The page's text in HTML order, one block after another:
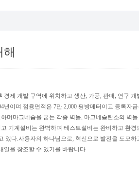
경제 개발 구역에 위치하고 생산, 가공, 판매, 연구
년이며 점용면적은 7만 2,000 평방메터이고 등록
며마그네슘을 굽는 각종 벽돌, 마그네슘탄소의 벽
기계설비는 완벽하며 테스트설비는 완비하고 환
있다.사용자의 하나님으로, 혁신으로 발전을 도모
일을 창조할 수 있기를 바랍니다.